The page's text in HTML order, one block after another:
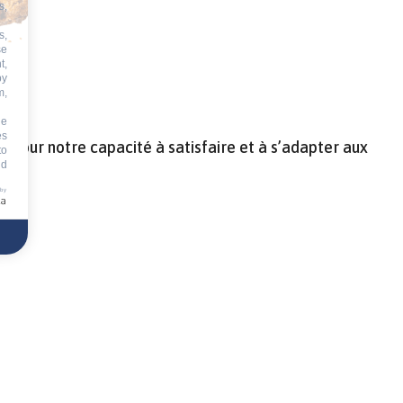
pour notre capacité à satisfaire et à s’adapter aux